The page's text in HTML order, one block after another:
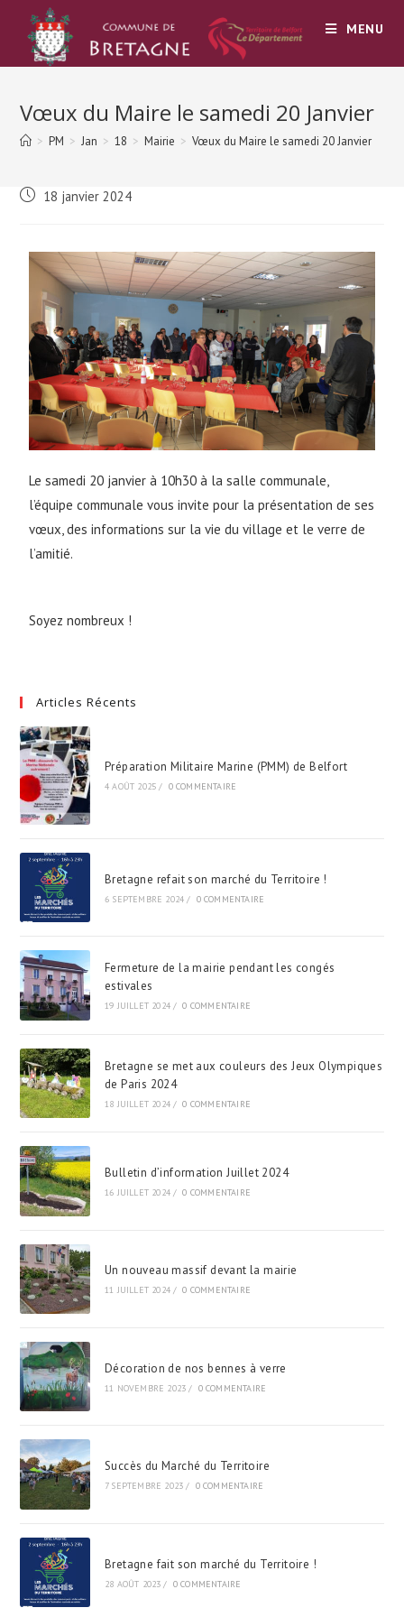
MENU
Vœux du Maire le samedi 20 Janvier
> PM > Jan > 18 > Mairie > Vœux du Maire le samedi 20 Janvier
18 janvier 2024
Le samedi 20 janvier à 10h30 à la salle communale,
l’équipe communale vous invite pour la présentation de ses
vœux, des informations sur la vie du village et le verre de
l’amitié.
Soyez nombreux !
Articles Récents
Préparation Militaire Marine (PMM) de Belfort
4 AOÛT 2025 / 0 COMMENTAIRE
Bretagne refait son marché du Territoire !
6 SEPTEMBRE 2024 / 0 COMMENTAIRE
Fermeture de la mairie pendant les congés
estivales
19 JUILLET 2024 / 0 COMMENTAIRE
Bretagne se met aux couleurs des Jeux Olympiques
de Paris 2024
18 JUILLET 2024 / 0 COMMENTAIRE
Bulletin d’information Juillet 2024
16 JUILLET 2024 / 0 COMMENTAIRE
Un nouveau massif devant la mairie
11 JUILLET 2024 / 0 COMMENTAIRE
Décoration de nos bennes à verre
11 NOVEMBRE 2023 / 0 COMMENTAIRE
Succès du Marché du Territoire
7 SEPTEMBRE 2023 / 0 COMMENTAIRE
Bretagne fait son marché du Territoire !
28 AOÛT 2023 / 0 COMMENTAIRE